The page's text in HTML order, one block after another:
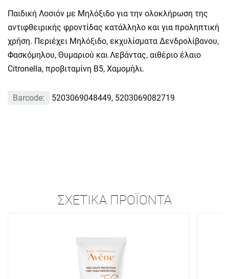
Παιδική Λοσιόν µε Μηλόξιδο για την ολοκλήρωση της
αντιφθειρικής φροντίδας κατάλληλο και για προληπτική
χρήση. Περιέχει Μηλόξιδο, εκχυλίσματα Δενδρολίβανου,
Φασκόμηλου, Θυμαριού και Λεβάντας, αιθέριο έλαιο
Citronella, προβιταμίνη Β5, Χαμομήλι.
Barcode: 5203069048449, 5203069082719
ΣΧΕΤΙΚΆ ΠΡΟΪΌΝΤΑ